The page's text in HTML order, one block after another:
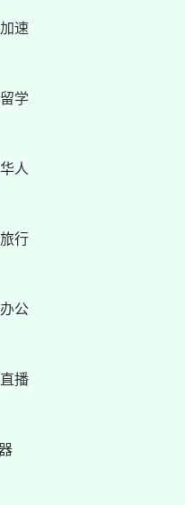
速
学
人
行
公
播